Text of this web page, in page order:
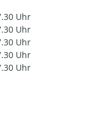
Uhr
Uhr
Uhr
Uhr
Uhr